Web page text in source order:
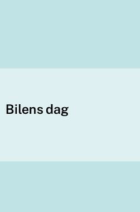
Bilens dag